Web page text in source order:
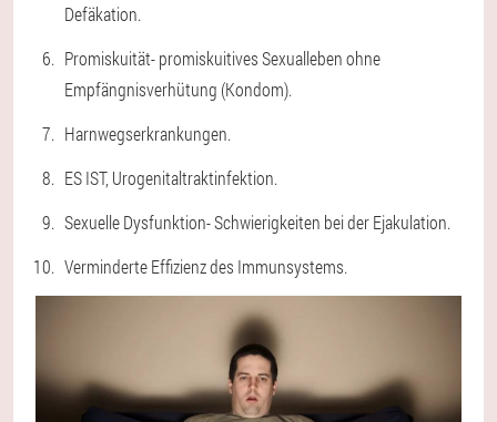
Defäkation.
Promiskuität- promiskuitives Sexualleben ohne
Empfängnisverhütung (Kondom).
Harnwegserkrankungen.
ES IST, Urogenitaltraktinfektion.
Sexuelle Dysfunktion- Schwierigkeiten bei der Ejakulation.
Verminderte Effizienz des Immunsystems.